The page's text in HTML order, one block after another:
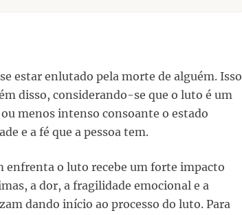
estar enlutado pela morte de alguém. Isso
disso, considerando-se que o luto é um
menos intenso consoante o estado
e a fé que a pessoa tem.
o luto recebe um forte impacto
a dor, a fragilidade emocional e a
dando início ao processo do luto. Para